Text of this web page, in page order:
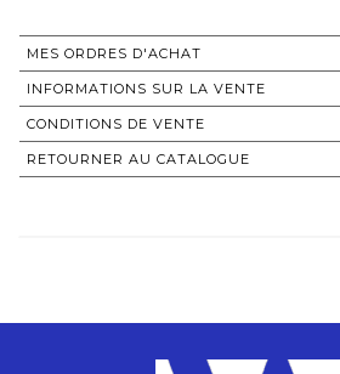
MES ORDRES D'ACHAT
INFORMATIONS SUR LA VENTE
CONDITIONS DE VENTE
RETOURNER AU CATALOGUE